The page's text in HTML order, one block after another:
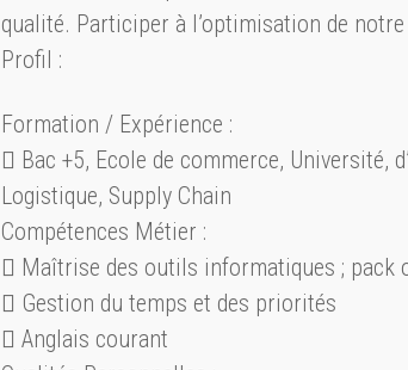
qualité. Participer à l’optimisation de
Profil :
Formation / Expérience :
 Bac +5, Ecole de commerce, Université,
Logistique, Supply Chain
Compétences Métier :
 Maîtrise des outils informatiques ; pack
 Gestion du temps et des priorités
 Anglais courant